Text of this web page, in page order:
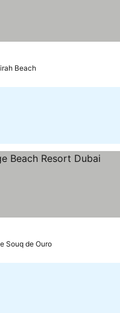
Beach
Souq de Ouro